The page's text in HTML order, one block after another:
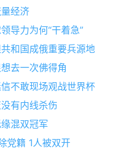
经济
导力为何“干着急”
和国成俄重要兵源地
去一次佛得角
不敢现场观战世界杯
有内线杀伤
混双冠军
党籍 1人被双开